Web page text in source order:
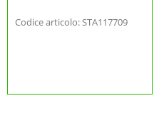
Codice articolo: STA117709